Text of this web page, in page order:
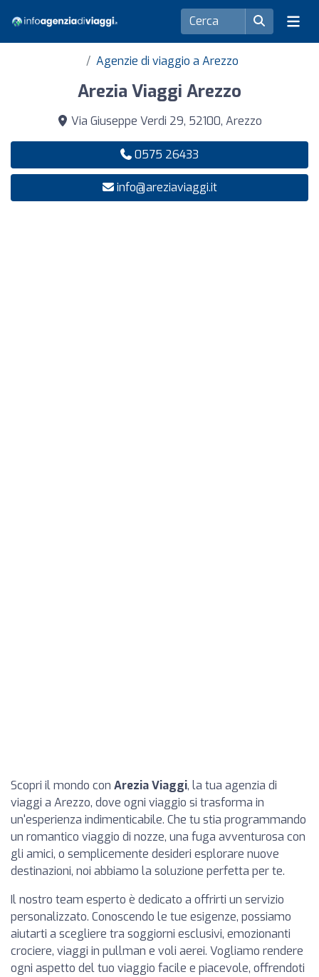
Agenzie di viaggio a Arezzo
Arezia Viaggi Arezzo
Via Giuseppe Verdi 29, 52100, Arezzo
0575 26433
info@areziaviaggi.it
Scopri il mondo con Arezia Viaggi, la tua agenzia di
viaggi a Arezzo, dove ogni viaggio si trasforma in
un'esperienza indimenticabile. Che tu stia programmando
un romantico viaggio di nozze, una fuga avventurosa con
gli amici, o semplicemente desideri esplorare nuove
destinazioni, noi abbiamo la soluzione perfetta per te.
Il nostro team esperto è dedicato a offrirti un servizio
personalizzato. Conoscendo le tue esigenze, possiamo
aiutarti a scegliere tra soggiorni esclusivi, emozionanti
crociere, viaggi in pullman e voli aerei. Vogliamo rendere
ogni aspetto del tuo viaggio facile e piacevole, offrendoti